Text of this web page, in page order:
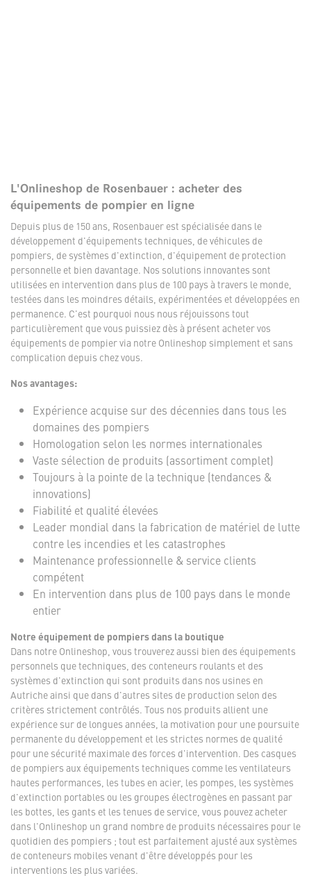
L'Onlineshop de Rosenbauer : acheter des
équipements de pompier en ligne
Depuis plus de 150 ans, Rosenbauer est spécialisée dans le
développement d'équipements techniques, de véhicules de
pompiers, de systèmes d'extinction, d'équipement de protection
personnelle et bien davantage. Nos solutions innovantes sont
utilisées en intervention dans plus de 100 pays à travers le monde,
testées dans les moindres détails, expérimentées et développées en
permanence. C'est pourquoi nous nous réjouissons tout
particulièrement que vous puissiez dès à présent acheter vos
équipements de pompier via notre Onlineshop simplement et sans
complication depuis chez vous.
Nos avantages:
Expérience acquise sur des décennies dans tous les
domaines des pompiers
Homologation selon les normes internationales
Vaste sélection de produits (assortiment complet)
Toujours à la pointe de la technique (tendances &
innovations)
Fiabilité et qualité élevées
Leader mondial dans la fabrication de matériel de lutte
contre les incendies et les catastrophes
Maintenance professionnelle & service clients
compétent
En intervention dans plus de 100 pays dans le monde
entier
Notre équipement de pompiers dans la boutique
Dans notre Onlineshop, vous trouverez aussi bien des équipements
personnels que techniques, des conteneurs roulants et des
systèmes d'extinction qui sont produits dans nos usines en
Autriche ainsi que dans d'autres sites de production selon des
critères strictement contrôlés. Tous nos produits allient une
expérience sur de longues années, la motivation pour une poursuite
permanente du développement et les strictes normes de qualité
pour une sécurité maximale des forces d'intervention. Des casques
de pompiers aux équipements techniques comme les ventilateurs
hautes performances, les tubes en acier, les pompes, les systèmes
d'extinction portables ou les groupes électrogènes en passant par
les bottes, les gants et les tenues de service, vous pouvez acheter
dans l'Onlineshop un grand nombre de produits nécessaires pour le
quotidien des pompiers ; tout est parfaitement ajusté aux systèmes
de conteneurs mobiles venant d'être développés pour les
interventions les plus variées.